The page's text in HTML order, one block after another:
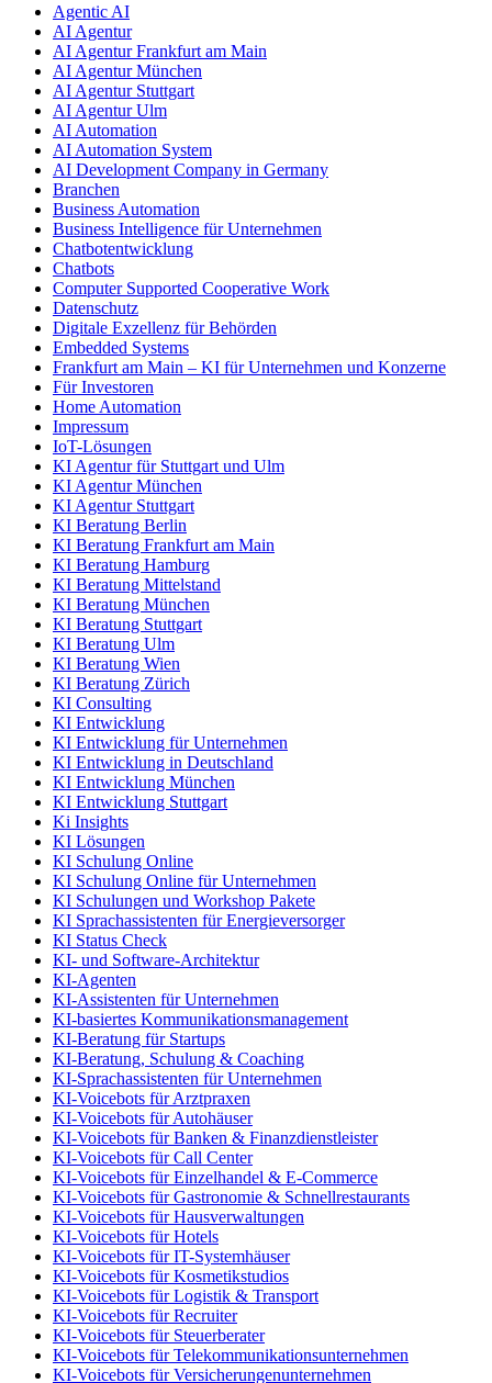
Agentic AI
AI Agentur
AI Agentur Frankfurt am Main
AI Agentur München
AI Agentur Stuttgart
AI Agentur Ulm
AI Automation
AI Automation System
AI Development Company in Germany
Branchen
Business Automation
Business Intelligence für Unternehmen
Chatbotentwicklung
Chatbots
Computer Supported Cooperative Work
Datenschutz
Digitale Exzellenz für Behörden
Embedded Systems
Frankfurt am Main – KI für Unternehmen und Konzerne
Für Investoren
Home Automation
Impressum
IoT-Lösungen
KI Agentur für Stuttgart und Ulm
KI Agentur München
KI Agentur Stuttgart
KI Beratung Berlin
KI Beratung Frankfurt am Main
KI Beratung Hamburg
KI Beratung Mittelstand
KI Beratung München
KI Beratung Stuttgart
KI Beratung Ulm
KI Beratung Wien
KI Beratung Zürich
KI Consulting
KI Entwicklung
KI Entwicklung für Unternehmen
KI Entwicklung in Deutschland
KI Entwicklung München
KI Entwicklung Stuttgart
Ki Insights
KI Lösungen
KI Schulung Online
KI Schulung Online für Unternehmen
KI Schulungen und Workshop Pakete
KI Sprachassistenten für Energieversorger
KI Status Check
KI- und Software-Architektur
KI-Agenten
KI-Assistenten für Unternehmen
KI-basiertes Kommunikationsmanagement
KI-Beratung für Startups
KI-Beratung, Schulung & Coaching
KI-Sprachassistenten für Unternehmen
KI-Voicebots für Arztpraxen
KI-Voicebots für Autohäuser
KI-Voicebots für Banken & Finanzdienstleister
KI-Voicebots für Call Center
KI-Voicebots für Einzelhandel & E-Commerce
KI-Voicebots für Gastronomie & Schnellrestaurants
KI-Voicebots für Hausverwaltungen
KI-Voicebots für Hotels
KI-Voicebots für IT-Systemhäuser
KI-Voicebots für Kosmetikstudios
KI-Voicebots für Logistik & Transport
KI-Voicebots für Recruiter
KI-Voicebots für Steuerberater
KI-Voicebots für Telekommunikationsunternehmen
KI-Voicebots für Versicherungenunternehmen